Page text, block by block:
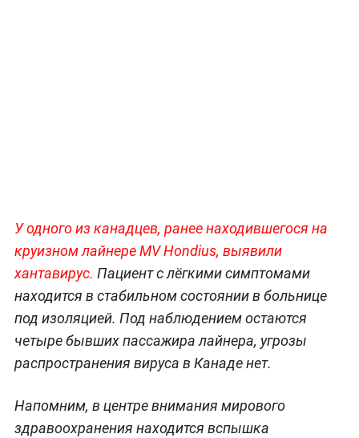
У одного из канадцев, ранее находившегося на
круизном лайнере MV Hondius, выявили
хантавирус. Пациент с лёгкими симптомами
находится в стабильном состоянии в больнице
под изоляцией. Под наблюдением остаются
четыре бывших пассажира лайнера, угрозы
распространения вируса в Канаде нет.
Напомним, в центре внимания мирового
здравоохранения находится вспышка